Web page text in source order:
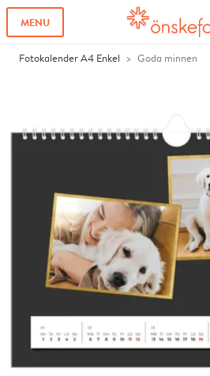
MENU
Fotokalender A4 Enkel Goda minnen